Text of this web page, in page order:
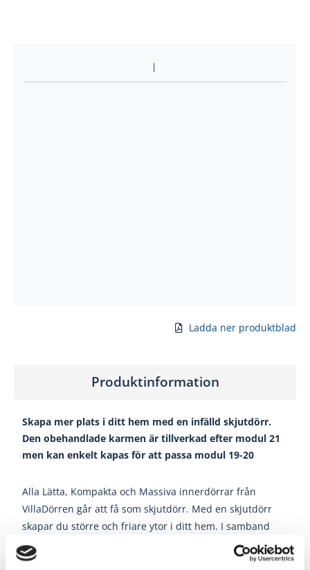
Ladda ner produktblad
Produktinformation
Skapa mer plats i ditt hem med en infälld skjutdörr.
Den obehandlade karmen är tillverkad efter modul 21
men kan enkelt kapas för att passa modul 19-20
Alla Lätta, Kompakta och Massiva innerdörrar från
VillaDörren går att få som skjutdörr. Med en skjutdörr
skapar du större och friare ytor i ditt hem. I samband
med renovering kan du satsa på en dörr som är infälld i
väggen. Dörrarna levereras med stilrent skålhandtag i